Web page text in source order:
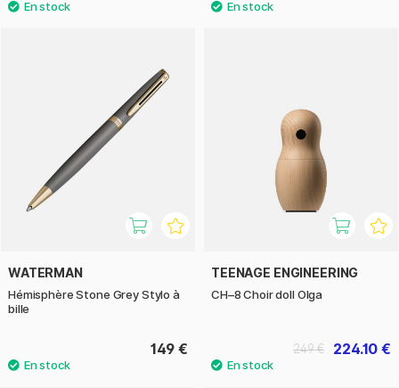
WATERMAN
Hémisphère Stone Grey Stylo à
bille
149 €
TEENAGE ENGINEERING
CH–8 Choir doll Olga
224.10 €
249 €